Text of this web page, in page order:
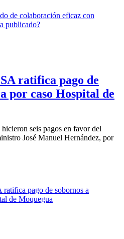
ratifica pago de
por caso Hospital de
seis pagos en favor del
José Manuel Hernández, por